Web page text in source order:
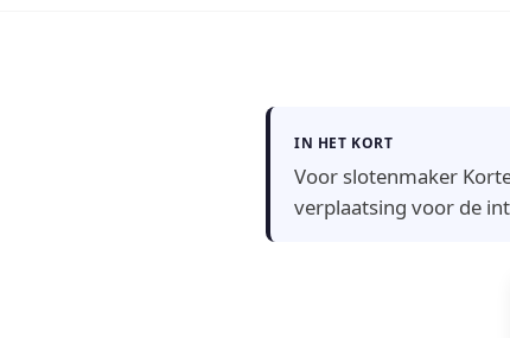
IN HET KORT
Voor slotenmaker
verplaatsing voor de